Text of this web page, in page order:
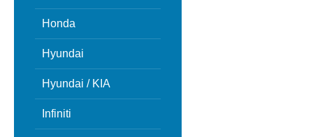
Honda
Hyundai
Hyundai / KIA
Infiniti